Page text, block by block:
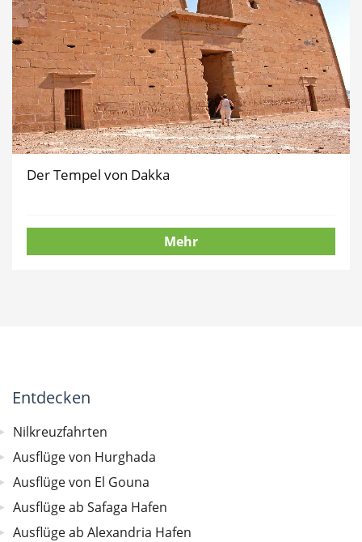
Der Tempel von Dakka
Mehr
Entdecken
Nilkreuzfahrten
Ausflüge von Hurghada
Ausflüge von El Gouna
Ausflüge ab Safaga Hafen
Ausflüge ab Alexandria Hafen